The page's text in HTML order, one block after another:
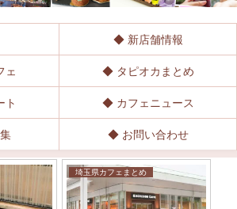
◆ 新店舗情報
ェ ◆ タピオカまとめ
ト ◆ カフェニュース
◆ お問い合わせ
埼玉県カフェまとめ